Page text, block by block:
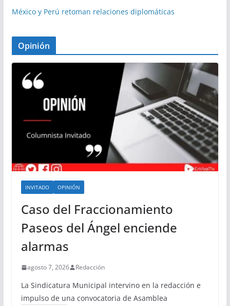
México y Perú retoman relaciones diplomáticas
Opinión
INVITADO OPINIÓN
Caso del Fraccionamiento
Paseos del Ángel enciende
alarmas
agosto 7, 2026 Redacción
La Sindicatura Municipal intervino en la redacción e
impulso de una convocatoria de Asamblea